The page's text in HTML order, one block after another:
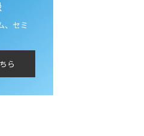
、セミ
ら